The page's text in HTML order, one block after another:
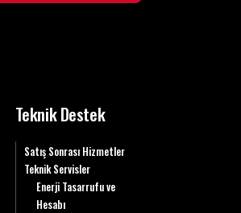
Teknik Destek
Satış Sonrası Hizmetler
Teknik Servisler
Enerji Tasarrufu ve
Hesabı